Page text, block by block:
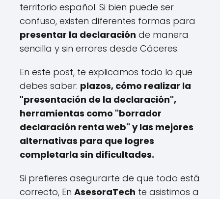
territorio español. Si bien puede ser
confuso, existen diferentes formas para
presentar la declaración de manera
sencilla y sin errores desde Cáceres.
En este post, te explicamos todo lo que
debes saber: plazos, cómo realizar la
"presentación de la declaración",
herramientas como "borrador
declaración renta web" y las mejores
alternativas para que logres
completarla sin dificultades.
Si prefieres asegurarte de que todo está
correcto, En AsesoraTech te asistimos a